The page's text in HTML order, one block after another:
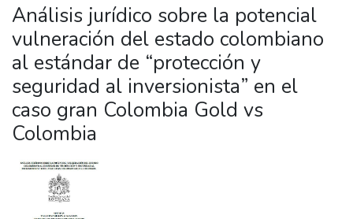
Statistics
Análisis jurídico sobre la potencial
vulneración del estado colombiano
al estándar de “protección y
seguridad al inversionista” en el
caso gran Colombia Gold vs
Colombia